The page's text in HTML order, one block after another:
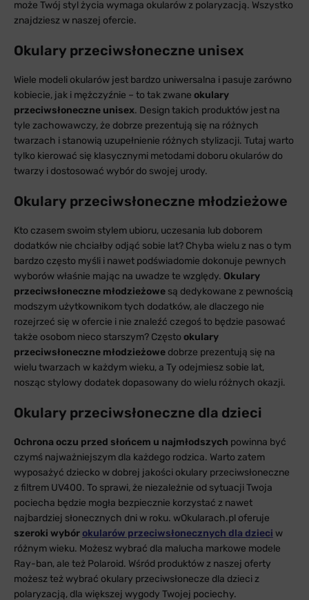
może Twój styl życia wymaga okularów z polaryzacją. Wszystko
znajdziesz w naszej ofercie.
Okulary przeciwsłoneczne unisex
Wiele modeli okularów jest bardzo uniwersalna i pasuje zarówno
kobiecie, jak i mężczyźnie – to tak zwane okulary
przeciwsłoneczne unisex. Design takich produktów jest na
tyle zachowawczy, że dobrze prezentują się na różnych
twarzach i stanowią uzupełnienie różnych stylizacji. Tutaj warto
tylko kierować się klasycznymi metodami doboru okularów do
twarzy i dostosować wybór do swojej urody.
Okulary przeciwsłoneczne młodzieżowe
Kto czasem swoim stylem ubioru, uczesania lub doborem
dodatków nie chciałby odjąć sobie lat? Chyba wielu z nas o tym
bardzo często myśli i nawet podświadomie dokonuje pewnych
wyborów właśnie mając na uwadze te względy. Okulary
przeciwsłoneczne młodzieżowe są dedykowane z pewnością
modszym użytkownikom tych dodatków, ale dlaczego nie
rozejrzeć się w ofercie i nie znaleźć czegoś to będzie pasować
także osobom nieco starszym? Często okulary
przeciwsłoneczne młodzieżowe dobrze prezentują się na
wielu twarzach w każdym wieku, a Ty odejmiesz sobie lat,
nosząc stylowy dodatek dopasowany do wielu różnych okazji.
Okulary przeciwsłoneczne dla dzieci
Ochrona oczu przed słońcem u najmłodszych powinna być
czymś najważniejszym dla każdego rodzica. Warto zatem
wyposażyć dziecko w dobrej jakości okulary przeciwsłoneczne
z filtrem UV400. To sprawi, że niezależnie od sytuacji Twoja
pociecha będzie mogła bezpiecznie korzystać z nawet
najbardziej słonecznych dni w roku. wOkularach.pl oferuje
szeroki wybórokularów przeciwsłonecznych dla dzieci w
różnym wieku. Możesz wybrać dla malucha markowe modele
Ray-ban, ale też Polaroid. Wśród produktów z naszej oferty
możesz też wybrać okulary przeciwsłonecze dla dzieci z
polaryzacją, dla większej wygody Twojej pociechy.